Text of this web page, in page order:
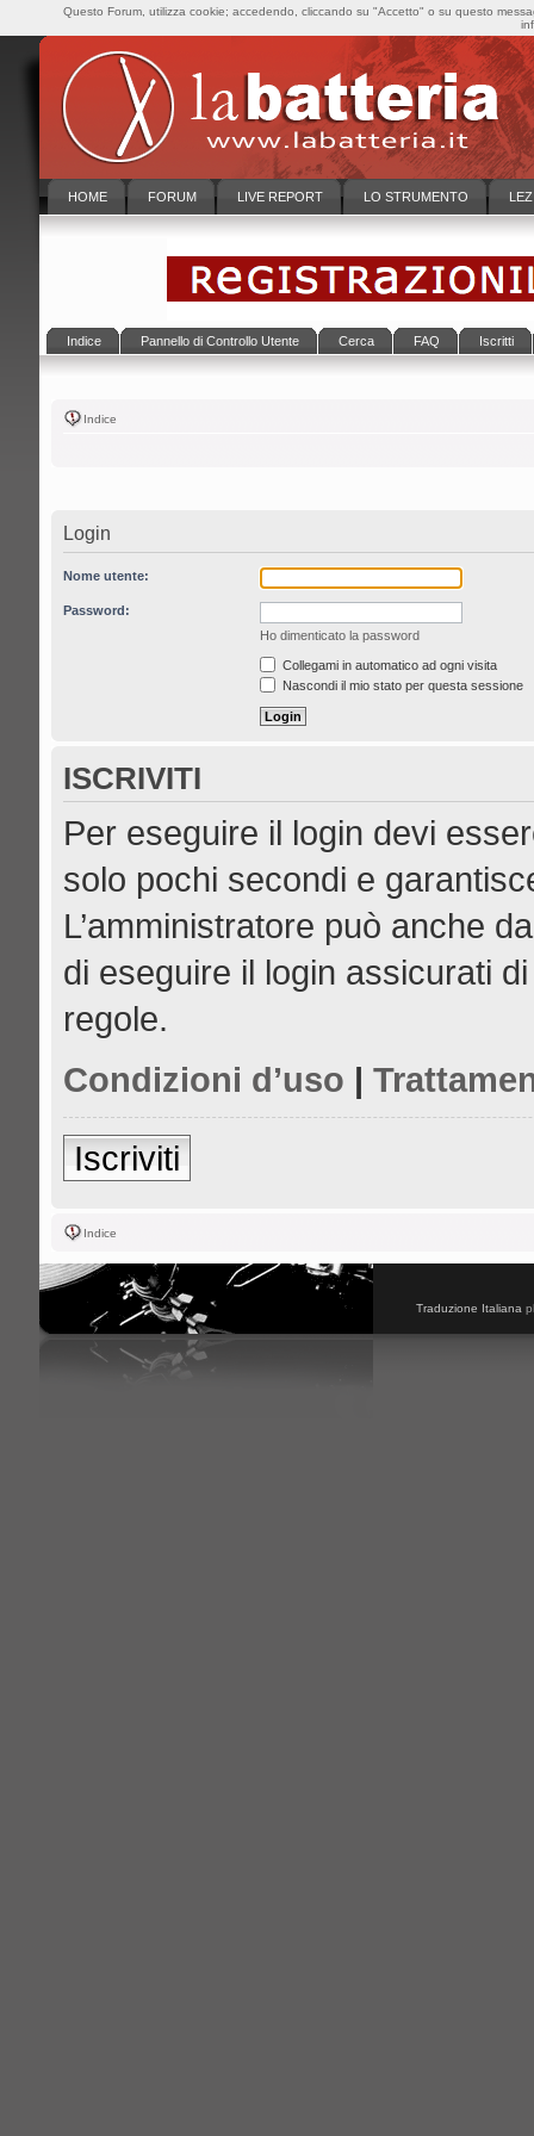
HOME FORUM LIVE REPORT LO STRUMENTO
Indice Pannello di Controllo Utente Cerca FAQ Iscritti
Indice
Login
Nome utente:
Password:
Ho dimenticato la password
Collegami in automatico ad ogni visita
Nascondi il mio stato per questa sessione
ISCRIVITI
Per eseguire il login devi
solo pochi secondi e
L’amministratore può anche
di eseguire il login assicurati
regole.
Condizioni d’uso |
Iscriviti
Indice
Traduzione Italiana
Questo Forum, utilizza cookie; accedendo, cliccando su "Accetto" o su questo